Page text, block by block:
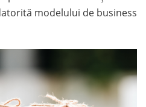
modelului de business